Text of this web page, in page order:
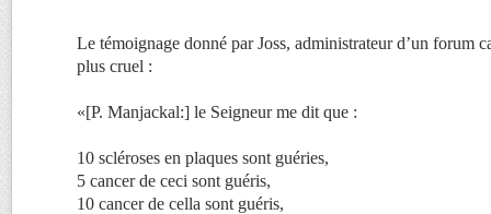
Le témoignage donné par Joss, administrateur d’un forum
plus cruel :
«[P. Manjackal:] le Seigneur me dit que :
10 scléroses en plaques sont guéries,
5 cancer de ceci sont guéris,
10 cancer de cella sont guéris,